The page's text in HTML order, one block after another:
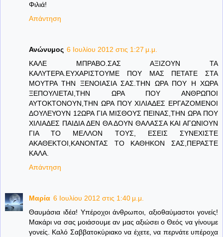
Φιλιά!
Απάντηση
Ανώνυμος 6 Ιουλίου 2012 στις 1:27 μ.μ.
ΚΑΛΕ ΜΠΡΑΒΟ.ΣΑΣ ΑΞΙΖΟΥΝ ΤΑ
ΚΑΛΥΤΕΡΑ.ΕΥΧΑΡΙΣΤΟΥΜΕ ΠΟΥ ΜΑΣ ΠΕΤΑΤΕ ΣΤΑ
ΜΟΥΤΡΑ ΤΗΝ ΞΕΝΟΙΑΣΙΑ ΣΑΣ.ΤΗΝ ΩΡΑ ΠΟΥ Η ΧΩΡΑ
ΞΕΠΟΥΛΙΕΤΑΙ,ΤΗΝ ΩΡΑ ΠΟΥ ΑΝΘΡΩΠΟΙ
ΑΥΤΟΚΤΟΝΟΥΝ,ΤΗΝ ΩΡΑ ΠΟΥ ΧΙΛΙΑΔΕΣ ΕΡΓΑΖΟΜΕΝΟΙ
ΔΟΥΛΕΥΟΥΝ 12ΩΡΑ ΓΙΑ ΜΙΣΘΟΥΣ ΠΕΙΝΑΣ,ΤΗΝ ΩΡΑ ΠΟΥ
ΧΙΛΙΑΔΕΣ ΠΑΙΔΙΑ ΔΕΝ ΘΑ ΔΟΥΝ ΘΑΛΑΣΣΑ ΚΑΙ ΑΓΩΝΙΟΥΝ
ΓΙΑ ΤΟ ΜΕΛΛΟΝ ΤΟΥΣ, ΕΣΕΙΣ ΣΥΝΕΧΙΣΤΕ
ΑΚΑΘΕΚΤΟΙ,ΚΑΝΟΝΤΑΣ ΤΟ ΚΑΘΗΚΟΝ ΣΑΣ,ΠΕΡΑΣΤΕ
ΚΑΛΑ.
Απάντηση
Μαρία 6 Ιουλίου 2012 στις 1:40 μ.μ.
Θαυμάσια ιδέα! Υπέροχοι άνθρωποι, αξιοθαύμαστοι γονείς!
Μακάρι να σας μοιάσουμε αν μας αξιώσει ο Θεός να γίνουμε
γονείς. Καλό Σαββατοκύριακο να έχετε, να περνάτε υπέροχα